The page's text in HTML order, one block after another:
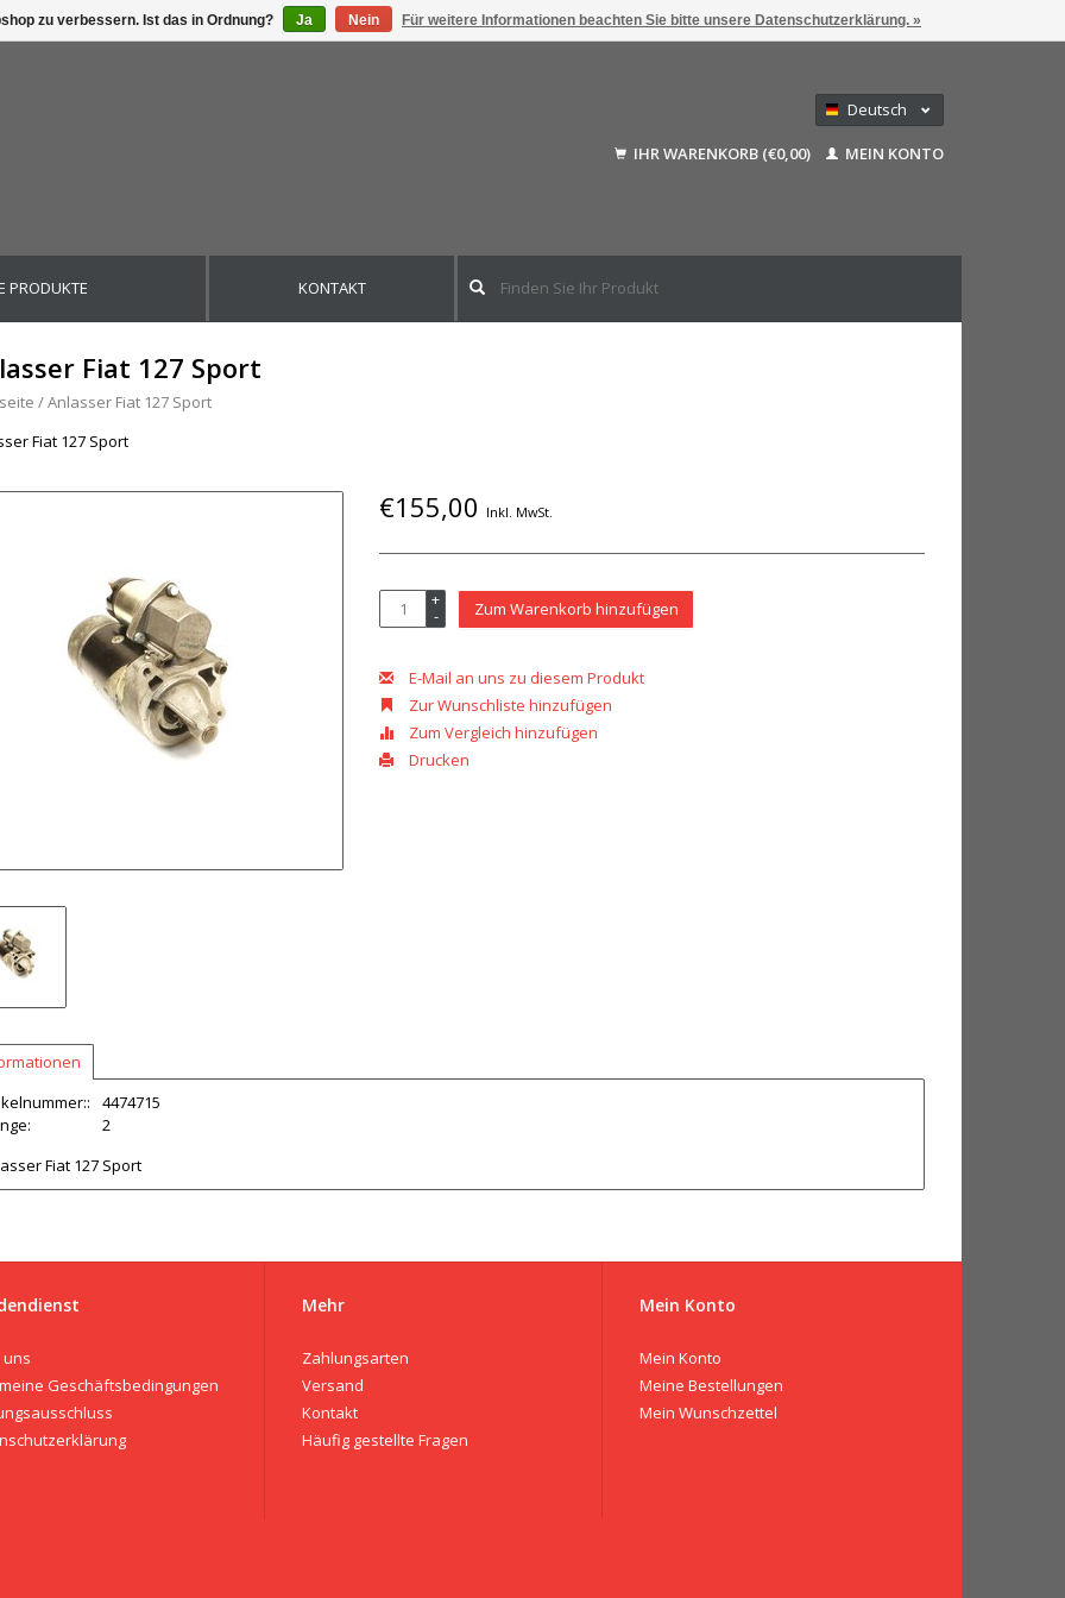
Deutsch
Français
IHR WARENKORB (€0,00) MEIN KONTO
PRODUKTE KONTAKT
Fiat 127 Sport
/Anlasser Fiat 127 Sport
Fiat 127 Sport
€155,00 Inkl. MwSt.
+
- Zum Warenkorb hinzufügen
E-Mail an uns zu diesem Produkt
Zur Wunschliste hinzufügen
Zum Vergleich hinzufügen
Drucken
4474715
2
Fiat 127 Sport
uns
Geschäftsbedingungen
Mehr
Zahlungsarten
Versand
Kontakt
Häufig gestellte Fragen
Mein Konto
Mein Konto
Meine Bestellungen
Mein Wunschzettel
zu verbessern. Ist das in Ordnung? Ja Nein Für weitere Informationen beachten Sie bitte unsere Datenschutzerklärung. »